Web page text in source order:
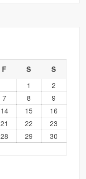
F S
S
1
2
7 8
9
14 15
16
21 22
23
28 29
30